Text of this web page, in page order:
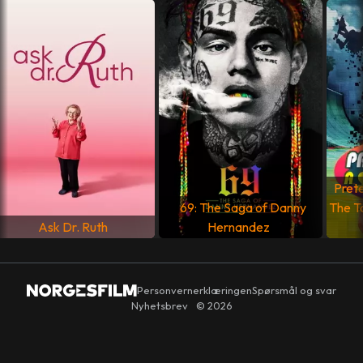
Engelsk, Japansk, Koreansk
Ask Dr. Ruth
69: The Saga of Danny
Hernandez
The
PersonvernerklæringenSpørsmål og svar
Nyhetsbrev
© 2026